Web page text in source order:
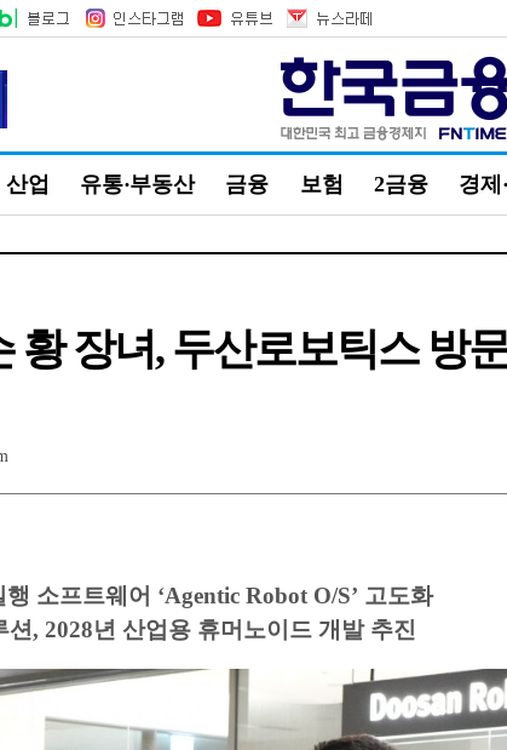
산업 유통·부동산 금융 보험 2금융 경제
황 장녀, 두산로보틱스 방
소프트웨어 ‘Agentic Robot O/S’ 고도화
, 2028년 산업용 휴머노이드 개발 추진